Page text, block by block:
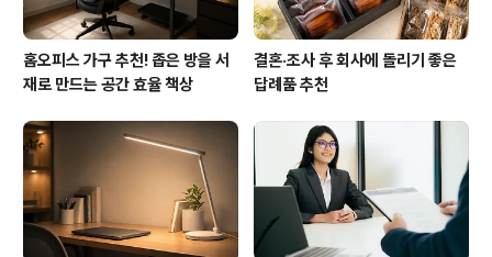
홈오피스 가구 추천! 좁은 방을 서
재로 만드는 공간 효율 책상
결혼·조사 후 회사에 돌리기 좋은
답례품 추천